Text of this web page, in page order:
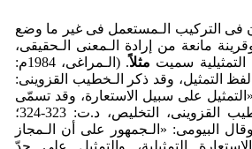
فی الترکیب الـمستعمل فی غیر ما وضع
مانعة من إرادة الـمعنی الـحقیقی،
التمثیلیة سمیت مثلاً
. (الـمراغی، 1984م:
لفظ التمثیل، وقد ذکر الـخطیب القزوینی:
علی سبیل الاستعارة، وقد تسمّی
التمثیل مطلقاً». (الـخطیب القزوینی، التخلیص، د.ت: 323-324؛
1403: 2/441) وقال البیومی: «الـجمهور علی أن الـمجاز